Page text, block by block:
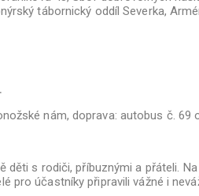
tábornický oddíl Severka,
nám, doprava: autobus č. 69
děti s rodiči, příbuznými a přáteli.
pro účastníky připravili vážné i